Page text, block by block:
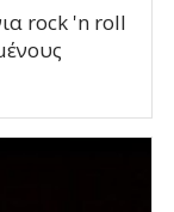
rock 'n roll